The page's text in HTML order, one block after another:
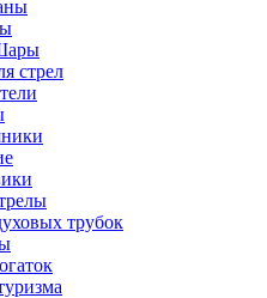
стрел
трубок